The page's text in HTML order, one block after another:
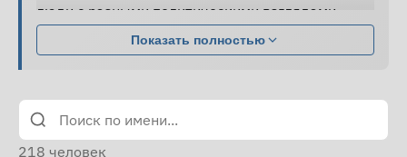
люди с разными политическими взглядами,
совершившие разные поступки.
жестокому обращению и пыткам, принуждаются
к признанию вины и не получают нормальной
юридической помощи, а правозащитники не
Показать полностью
218 человек